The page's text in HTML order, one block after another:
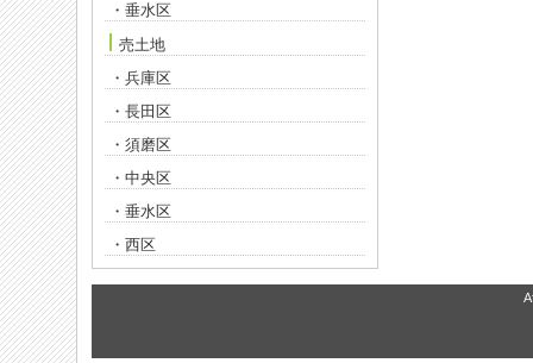
・垂水区
売土地
・兵庫区
・長田区
・須磨区
・中央区
・垂水区
・西区